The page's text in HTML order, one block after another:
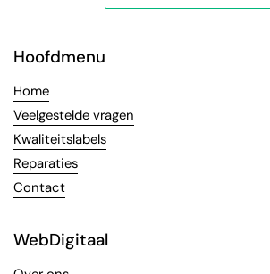
Hoofdmenu
Home
Veelgestelde vragen
Kwaliteitslabels
Reparaties
Contact
WebDigitaal